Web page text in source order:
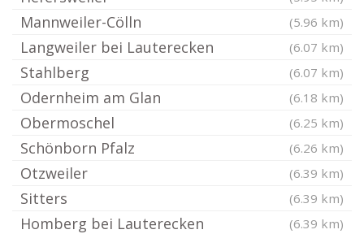
Mannweiler-Cölln (5.96 km)
Langweiler bei Lauterecken (6.07 km)
Stahlberg (6.07 km)
Odernheim am Glan (6.18 km)
Obermoschel (6.25 km)
Schönborn Pfalz (6.26 km)
Otzweiler (6.39 km)
Sitters (6.39 km)
Homberg bei Lauterecken (6.39 km)